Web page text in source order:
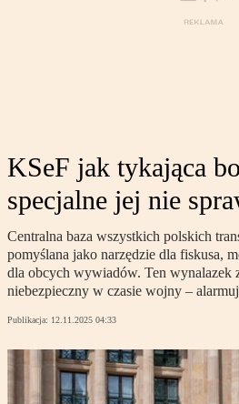
KSeF jak tykająca
specjalne jej nie
Centralna baza wszystkich polskich
pomyślana jako narzędzie dla fiskusa,
dla obcych wywiadów. Ten wynalazek
niebezpieczny w czasie wojny –
Publikacja: 12.11.2025 04:33